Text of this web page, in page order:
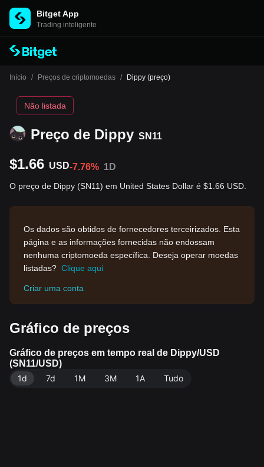
Bitget App
Trading inteligente
Início / Preços de criptomoedas / Dippy (preço)
Preço de Dippy SN11
Não listada
$1.66 USD-7.76% 1D
O preço de Dippy (SN11) em United States Dollar é $1.66 USD.
Os dados são obtidos de fornecedores terceirizados. Esta
página e as informações fornecidas não endossam
nenhuma criptomoeda específica. Deseja operar moedas
listadas? Clique aqui
Criar uma conta
Gráfico de preços
Gráfico de preços em tempo real de Dippy/USD
(SN11/USD)
1d
7d 1M 3M 1A Tudo